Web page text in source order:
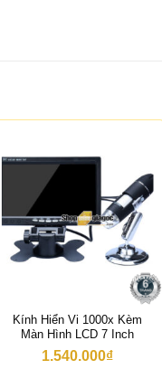
Kính Hiển Vi 1000x Kèm
Màn Hình LCD 7 Inch
1.540.000₫